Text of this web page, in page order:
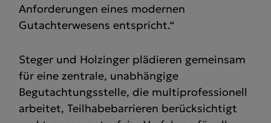
Anforderungen eines modernen
Gutachterwesens entspricht.“
Steger und Holzinger plädieren gemeinsam
für eine zentrale, unabhängige
Begutachtungsstelle, die multiprofessionell
arbeitet, Teilhabebarrieren berücksichtigt